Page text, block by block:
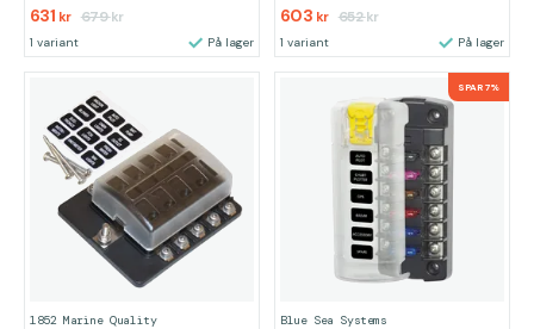
631 kr 679kr
1 variant På lager
603 kr 652kr
1 variant På lager
1852 Marine Quality
SPAR 7%
Blue Sea Systems